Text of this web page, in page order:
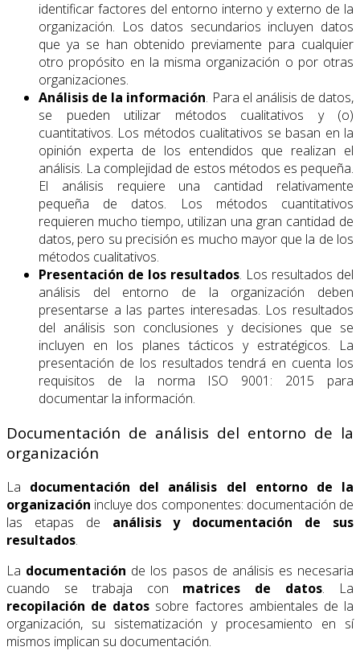
identificar factores del entorno interno y externo de la
organización. Los datos secundarios incluyen datos
que ya se han obtenido previamente para cualquier
otro propósito en la misma organización o por otras
organizaciones.
Análisis de la información. Para el análisis de datos,
se pueden utilizar métodos cualitativos y (o)
cuantitativos. Los métodos cualitativos se basan en la
opinión experta de los entendidos que realizan el
análisis. La complejidad de estos métodos es pequeña.
El análisis requiere una cantidad relativamente
pequeña de datos. Los métodos cuantitativos
requieren mucho tiempo, utilizan una gran cantidad de
datos, pero su precisión es mucho mayor que la de los
métodos cualitativos.
Presentación de los resultados. Los resultados del
análisis del entorno de la organización deben
presentarse a las partes interesadas. Los resultados
del análisis son conclusiones y decisiones que se
incluyen en los planes tácticos y estratégicos. La
presentación de los resultados tendrá en cuenta los
requisitos de la norma ISO 9001: 2015 para
documentar la información.
Documentación de análisis del entorno de la
organización
La documentación del análisis del entorno de la
organización incluye dos componentes: documentación de
las etapas de análisis y documentación de sus
resultados.
La documentación de los pasos de análisis es necesaria
cuando se trabaja con matrices de datos. La
recopilación de datos sobre factores ambientales de la
organización, su sistematización y procesamiento en sí
mismos implican su documentación.